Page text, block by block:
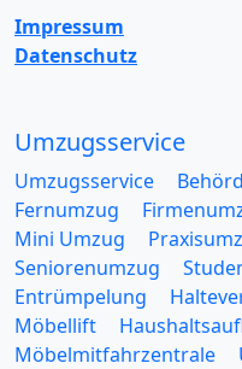
Impressum
Datenschutz
Umzugsservice
Umzugsservice
Fernumzug
Mini Umzug
Seniorenumzug
Entrümpelung
Möbellift
Möbelmitfahrzentrale